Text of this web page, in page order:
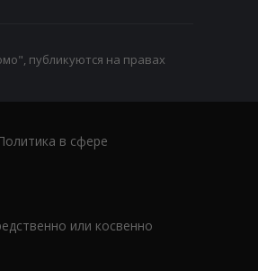
публикуются на правах
в сфере
или косвенно